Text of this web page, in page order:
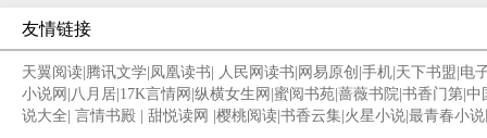
友情链接
天翼阅读 腾讯文学 凤凰读书 人民网读书 网易原创 手机 天下书盟 电
小说网 八月居 17K言情网 纵横女生网 蜜阅书苑 蔷薇书院 书香门第 中
说大全 言情书殿 甜悦读网 樱桃阅读 书香云集 火星小说 最青春小